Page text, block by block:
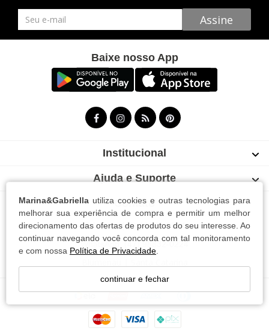
Marina&Gabriella utiliza cookies e outras tecnologias para
melhorar sua experiência de compra e permitir um melhor
direcionamento das ofertas de produtos do seu interesse. Ao
continuar navegando você concorda com tal monitoramento
e com nossa Política de Privacidade
continuar e fechar
Newsletter Assine
Baixe nosso App
Institucional
Ajuda e Suporte
Contato
Telefone: (47) 98832-0224
WhatsApp: (47) 98832-0224